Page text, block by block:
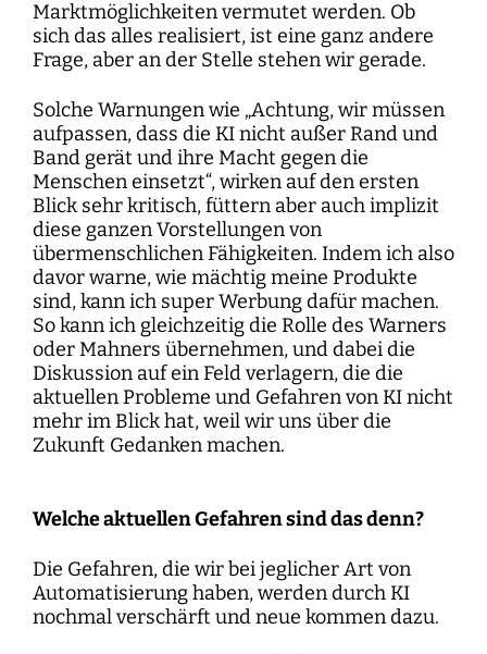
Marktmöglichkeiten vermutet werden. Ob
sich das alles realisiert, ist eine ganz andere
Frage, aber an der Stelle stehen wir gerade.
Solche Warnungen wie „Achtung, wir müssen
aufpassen, dass die KI nicht außer Rand und
Band gerät und ihre Macht gegen die
Menschen einsetzt“, wirken auf den ersten
Blick sehr kritisch, füttern aber auch implizit
diese ganzen Vorstellungen von
übermenschlichen Fähigkeiten. Indem ich also
davor warne, wie mächtig meine Produkte
sind, kann ich super Werbung dafür machen.
So kann ich gleichzeitig die Rolle des Warners
oder Mahners übernehmen, und dabei die
Diskussion auf ein Feld verlagern, die die
aktuellen Probleme und Gefahren von KI nicht
mehr im Blick hat, weil wir uns über die
Zukunft Gedanken machen.
Welche aktuellen Gefahren sind das denn?
Die Gefahren, die wir bei jeglicher Art von
Automatisierung haben, werden durch KI
nochmal verschärft und neue kommen dazu.